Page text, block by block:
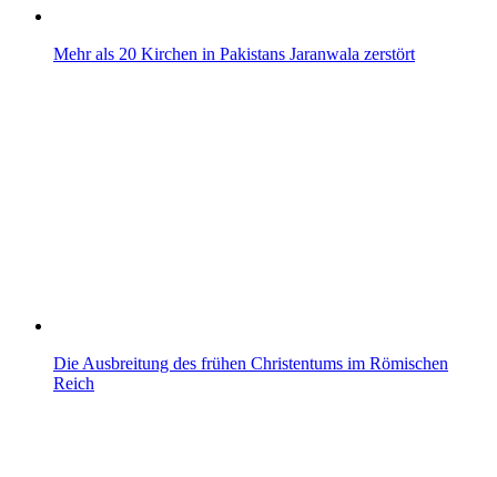
Mehr als 20 Kirchen in Pakistans Jaranwala zerstört
Die Ausbreitung des frühen Christentums im Römischen
Reich